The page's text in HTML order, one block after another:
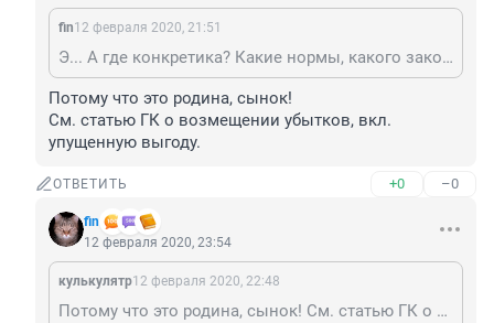
fin12 февраля 2020, 21:51
Э... А где конкретика? Какие нормы, какого закона? И какие реальные убытки возникли, если жилье не продается? И потом, при чем здесь правовое государство? Мы живем в той реальности, которую своими руками построили и строят жители кедрового.
Потому что это родина, сынок!
См. статью ГК о возмещении убытков, вкл.
упущенную выгоду.
ОТВЕТИТЬ +0 –0
fin
12 февраля 2020, 23:54
кулькулятр12 февраля 2020, 22:48
Потому что это родина, сынок! См. статью ГК о возмещении убытков, вкл. упущенную выгоду.